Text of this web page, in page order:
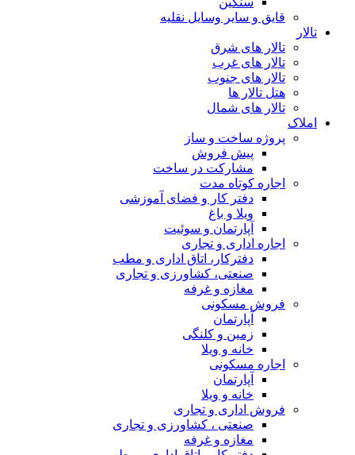
قایق و سایر وسایل نقلیه
تالار
تالار های شرق
تالار های غرب
تالار های جنوب
هتل تالار ها
تالار های شمال
املاک
پروژه ساخت و ساز
پیش فروش
مشارکت در ساخت
اجاره کوتاه مدت
دفتر کار و فضای آموزشی
ویلا و باغ
آپارتمان و سوئیت
اجاره اداری و تجاری
دفترکار، اتاق اداری و مطب
صنعتی، کشاورزی و تجاری
مغازه و غرفه
فروش مسکونی
آپارتمان
زمین و کلنگی
خانه و ویلا
اجاره مسکونی
آپارتمان
خانه و ویلا
فروش اداری و تجاری
صنعتی ، کشاورزی و تجاری
مغازه و غرفه